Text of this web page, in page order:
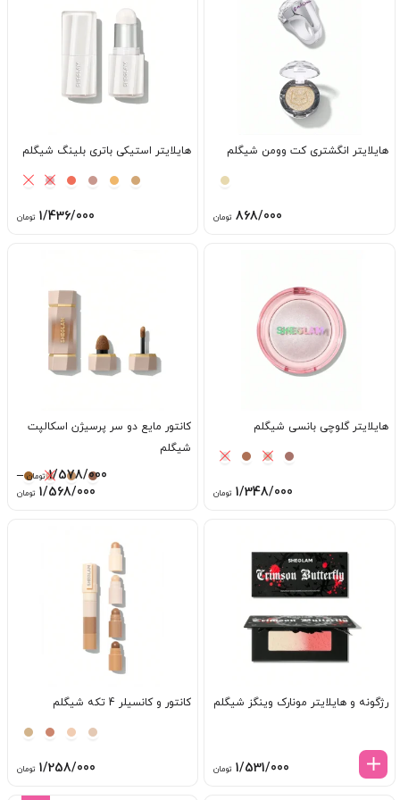
هایلایتر انگشتری کت وومن شیگلم
868/000 تومان
هایلایتر استیکی باتری بلینگ شیگلم
1/436/000 تومان
هایلایتر گلوچی بانسی شیگلم
1/348/000 تومان
کانتور مایع دو سر پرسیژن اسکالپت
شیگلم
1/578/000 تومان –
1/568/000 تومان
رژگونه و هایلایتر مونارک وینگز شیگلم
1/531/000 تومان
کانتور و کانسیلر 4 تکه شیگلم
1/258/000 تومان